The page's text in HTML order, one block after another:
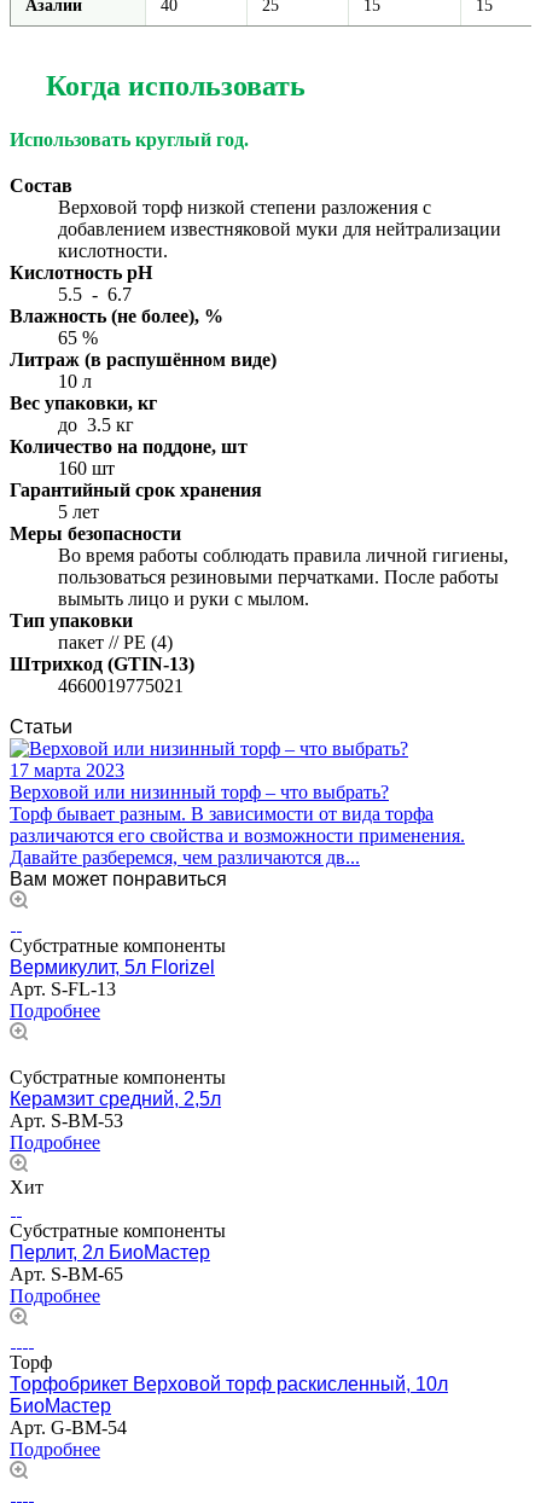
Азалии 40 25 15 15
Когда использовать
Использовать круглый год.
Состав
Верховой торф низкой степени разложения с
добавлением известняковой муки для нейтрализации
кислотности.
Кислотность pH
5.5 - 6.7
Влажность (не более), %
65 %
Литраж (в распушённом виде)
10 л
Вес упаковки, кг
до 3.5 кг
Количество на поддоне, шт
160 шт
Гарантийный срок хранения
5 лет
Меры безопасности
Во время работы соблюдать правила личной гигиены,
пользоваться резиновыми перчатками. После работы
вымыть лицо и руки с мылом.
Тип упаковки
пакет // PE (4)
Штрихкод (GTIN-13)
4660019775021
Статьи
17 марта 2023
Верховой или низинный торф – что выбрать?
Торф бывает разным. В зависимости от вида торфа
различаются его свойства и возможности применения.
Давайте разберемся, чем различаются дв...
Вам может понравиться
Субстратные компоненты
Вермикулит, 5л Florizel
Арт. S-FL-13
Подробнее
Субстратные компоненты
Керамзит средний, 2,5л
Арт. S-BM-53
Подробнее
Хит
Субстратные компоненты
Перлит, 2л БиоМастер
Арт. S-BM-65
Подробнее
Торф
Торфобрикет Верховой торф раскисленный, 10л
БиоМастер
Арт. G-BM-54
Подробнее